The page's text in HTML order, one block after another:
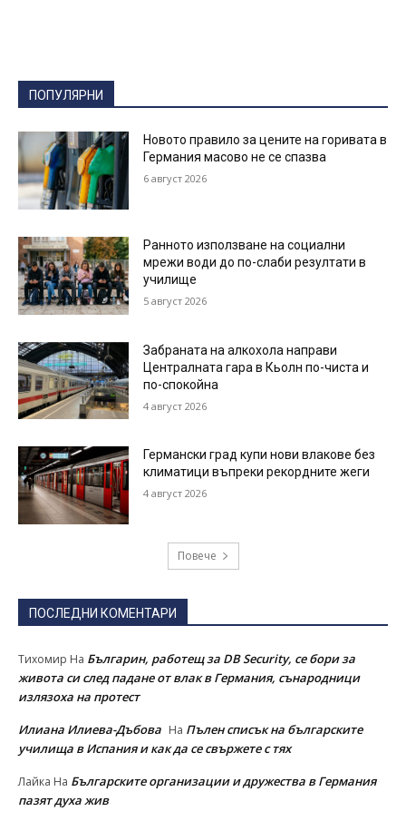
ПОПУЛЯРНИ
Новото правило за цените на горивата в
Германия масово не се спазва
6 август 2026
Ранното използване на социални
мрежи води до по-слаби резултати в
училище
5 август 2026
Забраната на алкохола направи
Централната гара в Кьолн по-чиста и
по-спокойна
4 август 2026
Германски град купи нови влакове без
климатици въпреки рекордните жеги
4 август 2026
Повече
ПОСЛЕДНИ КОМЕНТАРИ
Тихомир На Българин, работещ за DB Security, се бори за
живота си след падане от влак в Германия, сънародници
излязоха на протест
Илиана Илиева-Дъбова На Пълен списък на българските
училища в Испания и как да се свържете с тях
Лайка На Българските организации и дружества в Германия
пазят духа жив